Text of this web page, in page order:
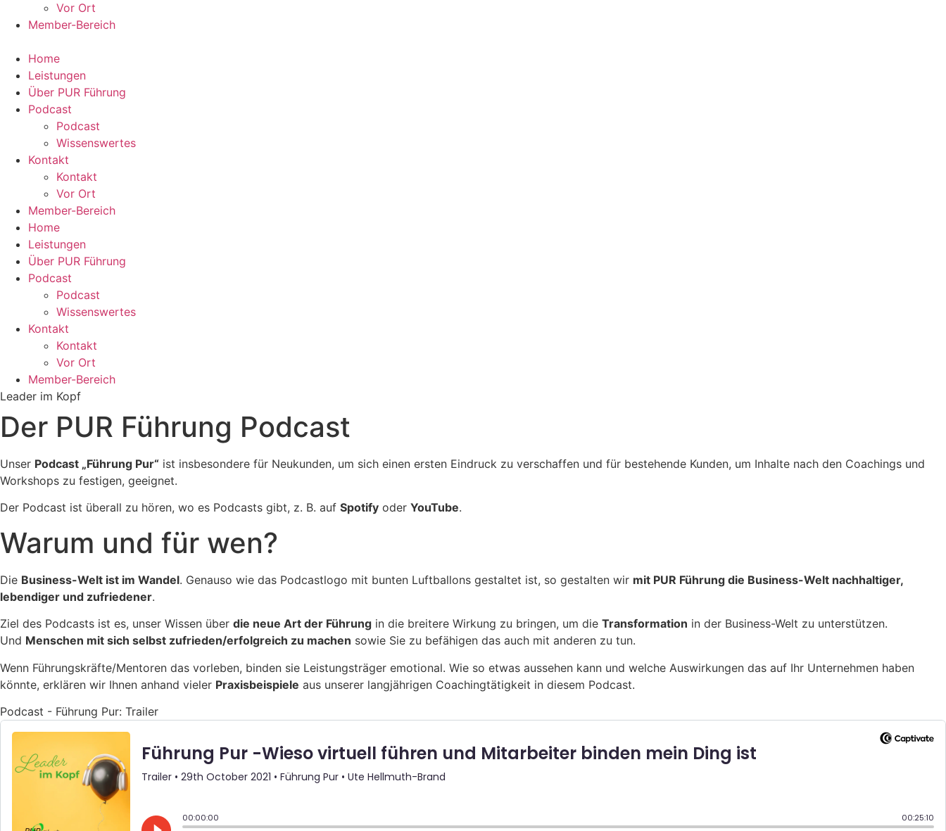
Vor Ort
Member-Bereich
Home
Leistungen
Über PUR Führung
Podcast
Podcast
Wissenswertes
Kontakt
Kontakt
Vor Ort
Member-Bereich
Home
Leistungen
Über PUR Führung
Podcast
Podcast
Wissenswertes
Kontakt
Kontakt
Vor Ort
Member-Bereich
Leader im Kopf
Der PUR Führung Podcast
Unser Podcast „Führung Pur“ ist insbesondere für Neukunden, um sich einen ersten Eindruck zu verschaffen und für bestehende Kunden, um Inhalte nach den Coachings und
Workshops zu festigen, geeignet.
Der Podcast ist überall zu hören, wo es Podcasts gibt, z. B. auf Spotify oder YouTube.
Warum und für wen?
Die Business-Welt ist im Wandel. Genauso wie das Podcastlogo mit bunten Luftballons gestaltet ist, so gestalten wir mit PUR Führung die Business-Welt nachhaltiger,
lebendiger und zufriedener.
Ziel des Podcasts ist es, unser Wissen über die neue Art der Führung in die breitere Wirkung zu bringen, um die Transformation in der Business-Welt zu unterstützen.
Und Menschen mit sich selbst zufrieden/erfolgreich zu machen sowie Sie zu befähigen das auch mit anderen zu tun.
Wenn Führungskräfte/Mentoren das vorleben, binden sie Leistungsträger emotional. Wie so etwas aussehen kann und welche Auswirkungen das auf Ihr Unternehmen haben
könnte, erklären wir Ihnen anhand vieler Praxisbeispiele aus unserer langjährigen Coachingtätigkeit in diesem Podcast.
Podcast - Führung Pur: Trailer